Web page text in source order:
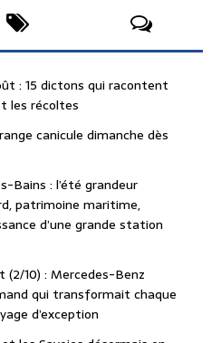
: 15 dictons qui racontent
les récoltes
canicule dimanche dès
Bains : l’été grandeur
patrimoine maritime,
d’une grande station
(2/10) : Mercedes-Benz
qui transformait chaque
d’exception